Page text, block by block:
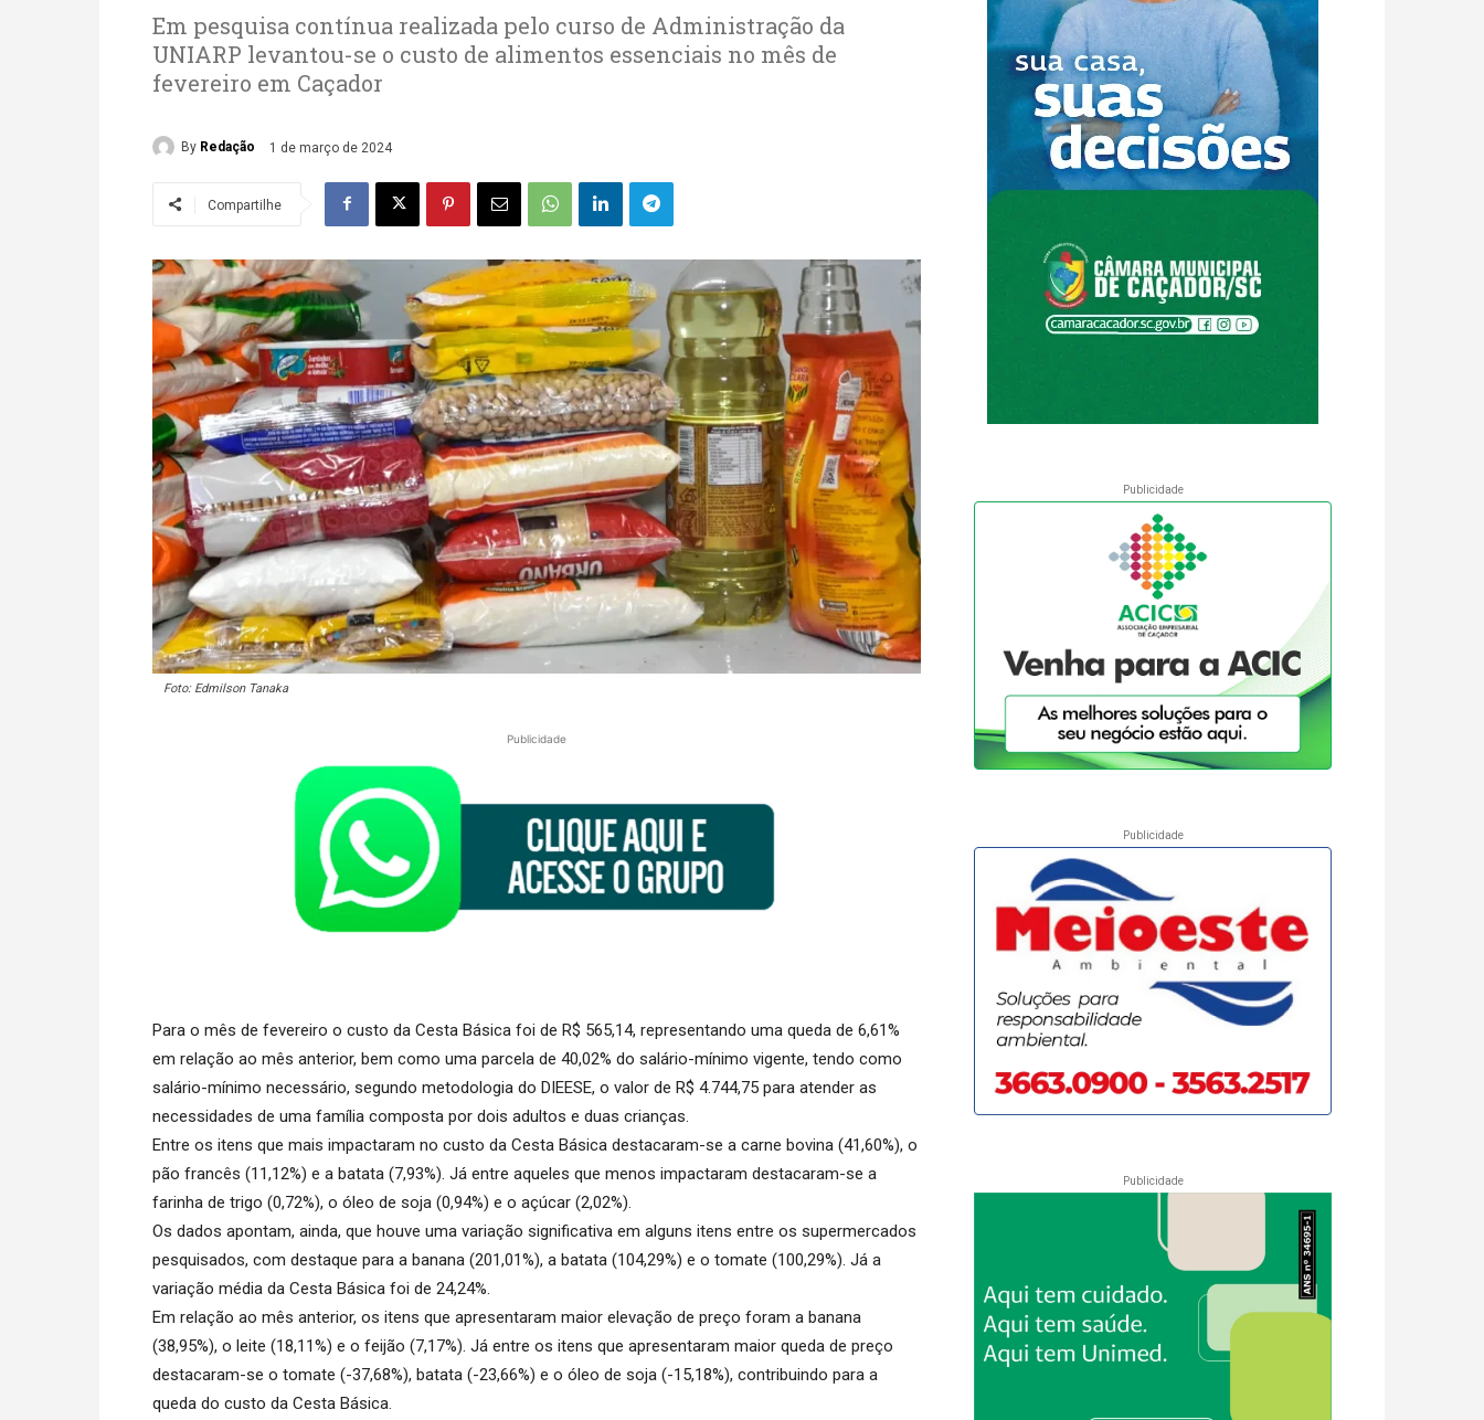
Em pesquisa contínua realizada pelo curso de Administração da
UNIARP levantou-se o custo de alimentos essenciais no mês de
fevereiro em Caçador
By Redação 1 de março de 2024
Compartilhe
Foto: Edmilson Tanaka
Publicidade
Para o mês de fevereiro o custo da Cesta Básica foi de R$ 565,14, representando uma queda de 6,61%
em relação ao mês anterior, bem como uma parcela de 40,02% do salário-mínimo vigente, tendo como
salário-mínimo necessário, segundo metodologia do DIEESE, o valor de R$ 4.744,75 para atender as
necessidades de uma família composta por dois adultos e duas crianças.
Entre os itens que mais impactaram no custo da Cesta Básica destacaram-se a carne bovina (41,60%), o
pão francês (11,12%) e a batata (7,93%). Já entre aqueles que menos impactaram destacaram-se a
farinha de trigo (0,72%), o óleo de soja (0,94%) e o açúcar (2,02%).
Os dados apontam, ainda, que houve uma variação significativa em alguns itens entre os supermercados
pesquisados, com destaque para a banana (201,01%), a batata (104,29%) e o tomate (100,29%). Já a
variação média da Cesta Básica foi de 24,24%.
Em relação ao mês anterior, os itens que apresentaram maior elevação de preço foram a banana
(38,95%), o leite (18,11%) e o feijão (7,17%). Já entre os itens que apresentaram maior queda de preço
destacaram-se o tomate (-37,68%), batata (-23,66%) e o óleo de soja (-15,18%), contribuindo para a
queda do custo da Cesta Básica.
Publicidade
Publicidade
Publicidade